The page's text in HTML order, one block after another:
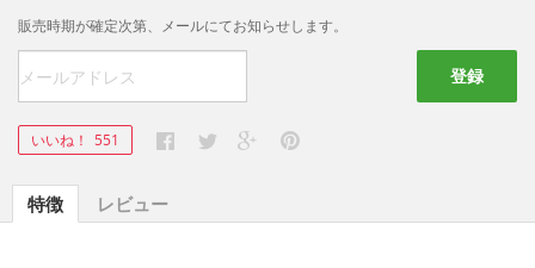
販売時期が確定次第、メールにてお知らせします。
登録
いいね！ 551
特徴 レビュー